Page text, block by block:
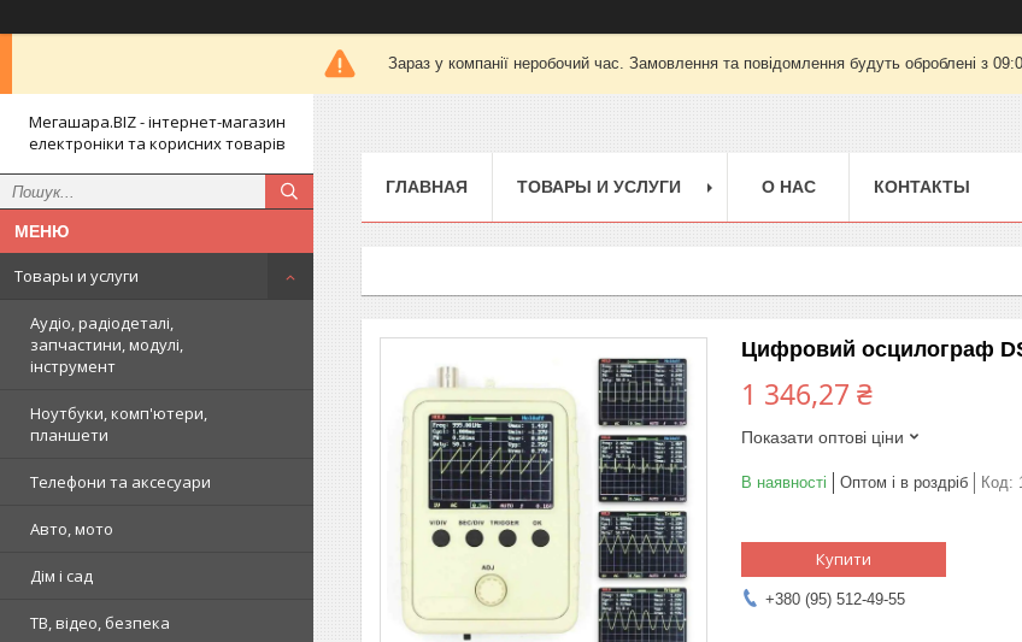
Зараз у компанії неробочий час. Замовлення та повідомлення будуть оброблені з
Мегашара.BIZ - інтернет-магазин
електроніки та корисних товарів
Товары и услуги
Аудіо, радіодеталі,
запчастини, модулі,
інструмент
Ноутбуки, комп'ютери,
планшети
Телефони та аксесуари
Авто, мото
Дім і сад
ТВ, відео, безпека
ГЛАВНАЯ ТОВАРЫ И УСЛУГИ О НАС КОНТАКТЫ
Цифровий осцилограф
1 346,27 ₴
Показати оптові ціни
В наявності Оптом і в роздріб Код:
Купити
+380 (95) 512-49-55